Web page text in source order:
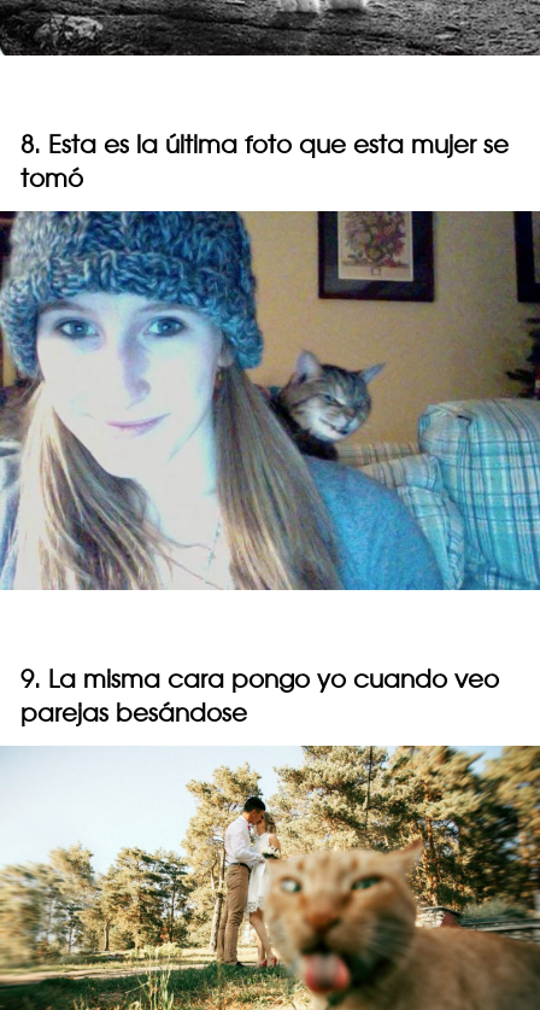
8. Esta es la última foto que esta mujer se
tomó
9. La misma cara pongo yo cuando veo
parejas besándose